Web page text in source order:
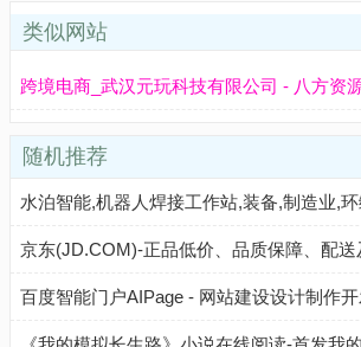
类似网站
跨境电商_武汉元玩科技有限公司 - 八方资
随机推荐
京东(JD.COM)-正品低价、品质保障、配送
百度智能门户AIPage - 网站建设设计制作